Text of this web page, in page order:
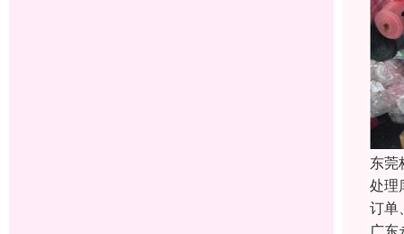
东莞
处理
订单